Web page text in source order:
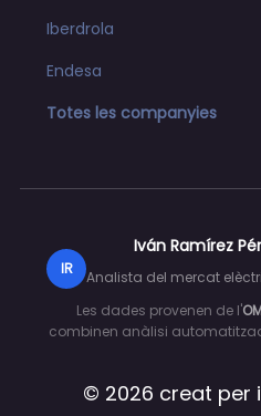
Iberdrola
Endesa
Totes les companyies
IR
Iván Ramírez
Analista del mercat
Les dades provenen de l'
combinen anàlisi
© 2026 creat per